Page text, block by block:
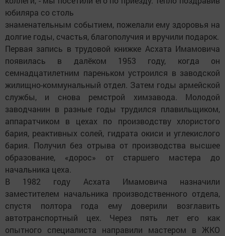
юбиляра со столь
знаменательным событием, пожелали ему здоровья на
долгие годы, счастья, благополучия и вручили подарок.
Первая запись в трудовой книжке Асхата Имамовича
появилась в далёком 1953 году, когда он
семнадцатилетним пареньком устроился в заводской
жилищно-коммунальный отдел. Затем годы армейской
службы, и снова ремстрой химзавода. Молодой
заводчанин в разные годы трудился плавильщиком,
аппаратчиком в цехах по производству хлористого
бария, реактивных солей, гидрата окиси и углекислого
бария. Получил без отрыва от производства высшее
образование, «дорос» от старшего мастера до
начальника цеха.
В 1982 году Асхата Имамовича назначили
заместителем начальника производственного отдела,
спустя полтора года ему доверили возглавить
автотранспортный цех. Через пять лет его как
опытного специалиста направили мастером в ЖКО